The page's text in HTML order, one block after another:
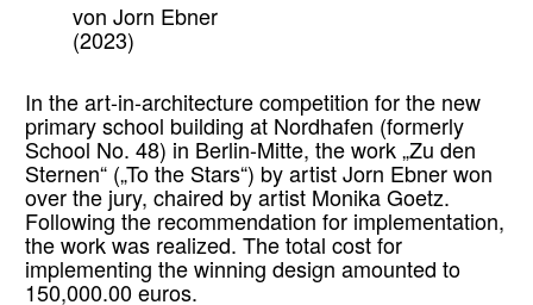
von Jorn Ebner
(2023)
In the art-in-architecture competition for the new
primary school building at Nordhafen (formerly
School No. 48) in Berlin-Mitte, the work „Zu den
Sternen“ („To the Stars“) by artist Jorn Ebner won
over the jury, chaired by artist Monika Goetz.
Following the recommendation for implementation,
the work was realized. The total cost for
implementing the winning design amounted to
150,000.00 euros.